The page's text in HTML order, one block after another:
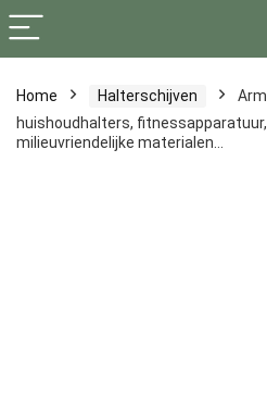
Home Halterschijven
huishoudhalters,
milieuvriendelijke materialen…